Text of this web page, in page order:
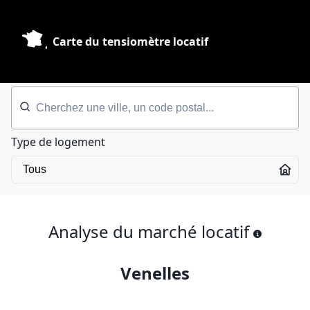
Carte du tensiomètre locatif
Type de logement
Analyse du marché locatif
Venelles